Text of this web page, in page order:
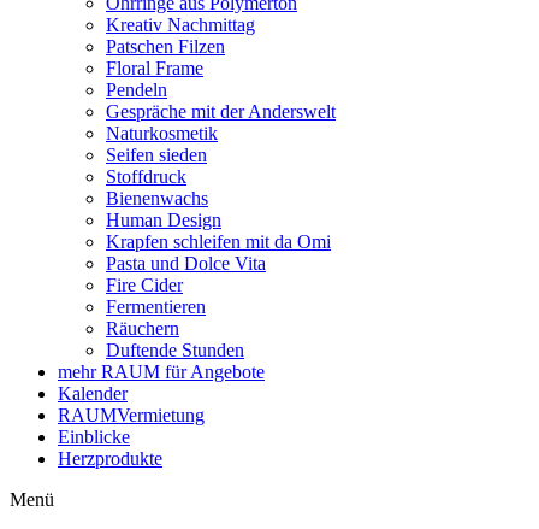
Kreativ Nachmittag
Patschen Filzen
Floral Frame
Pendeln
Gespräche mit der Anderswelt
Naturkosmetik
Seifen sieden
Stoffdruck
Bienenwachs
Human Design
Krapfen schleifen mit da Omi
Pasta und Dolce Vita
Fire Cider
Fermentieren
Räuchern
Duftende Stunden
mehr RAUM für Angebote
Kalender
RAUMVermietung
Einblicke
Herzprodukte
Menü